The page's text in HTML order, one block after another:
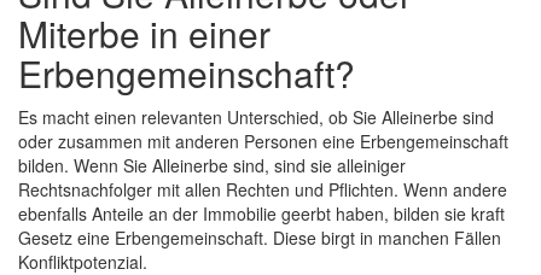
Miterbe in einer
Erbengemeinschaft?
Es macht einen relevanten Unterschied, ob Sie Alleinerbe sind
oder zusammen mit anderen Personen eine Erbengemeinschaft
bilden. Wenn Sie Alleinerbe sind, sind sie alleiniger
Rechtsnachfolger mit allen Rechten und Pflichten. Wenn andere
ebenfalls Anteile an der Immobilie geerbt haben, bilden sie kraft
Gesetz eine Erbengemeinschaft. Diese birgt in manchen Fällen
Konfliktpotenzial.